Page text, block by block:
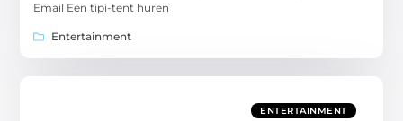
Email Een tipi-tent huren
Entertainment
ENTERTAINMENT